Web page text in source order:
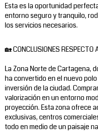
Esta es la oportunidad
entorno seguro y tranquilo,
los servicios necesarios.
🏡 CONCLUSIONES RESPECTO
La Zona Norte de Cartagena,
ha convertido en el nuevo
inversión de la ciudad.
valorización en un entorno
proyección. Esta zona ofrece
exclusivas, centros
todo en medio de un paisaje